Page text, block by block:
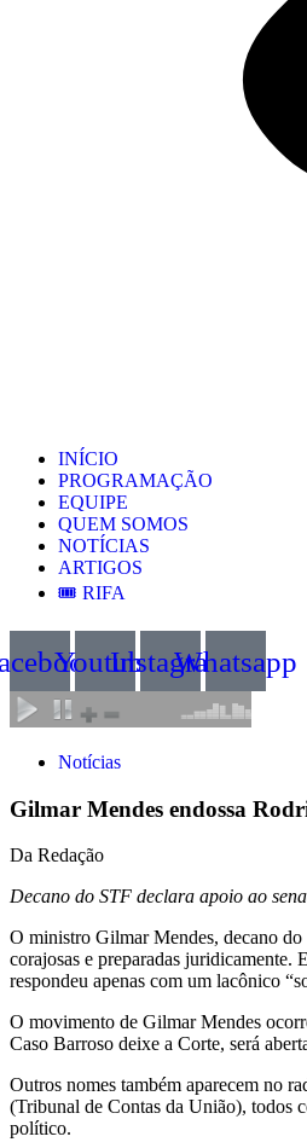
INÍCIO
PROGRAMAÇÃO
EQUIPE
QUEM SOMOS
NOTÍCIAS
ARTIGOS
🎟️ RIFA
YoutubeInstagramWhatsapp
Notícias
Gilmar Mendes endossa
Da Redação
Decano do STF declara apoio ao
O ministro Gilmar Mendes, decano
corajosas e preparadas
respondeu apenas com um lacônico
O movimento de Gilmar Mendes
Caso Barroso deixe a Corte, será
Outros nomes também aparecem no
(Tribunal de Contas da União), todos
político.